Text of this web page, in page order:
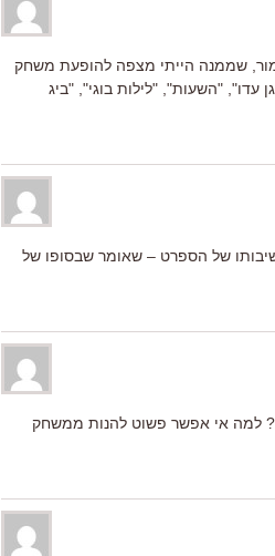
מור, שממנה הייתי מצפה להופעת משחק
עדו", "השעות", "לילות בוגי", "ביג
של הספרט – שאומר שבסופו של
למה אי אפשר פשוט להנות ממשחק